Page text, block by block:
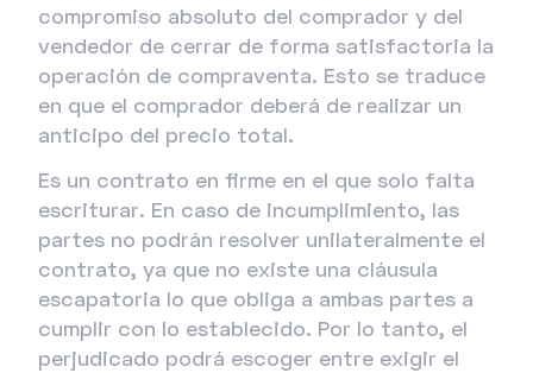
compromiso absoluto del comprador y del
vendedor de cerrar de forma satisfactoria la
operación de compraventa. Esto se traduce
en que el comprador deberá de realizar un
anticipo del precio total.
Es un contrato en firme en el que solo falta
escriturar. En caso de incumplimiento, las
partes no podrán resolver unilateralmente el
contrato, ya que no existe una cláusula
escapatoria lo que obliga a ambas partes a
cumplir con lo establecido. Por lo tanto, el
perjudicado podrá escoger entre exigir el